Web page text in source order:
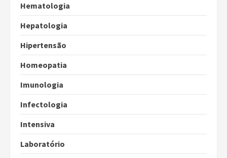
Hematologia
Hepatologia
Hipertensão
Homeopatia
Imunologia
Infectologia
Intensiva
Laboratório